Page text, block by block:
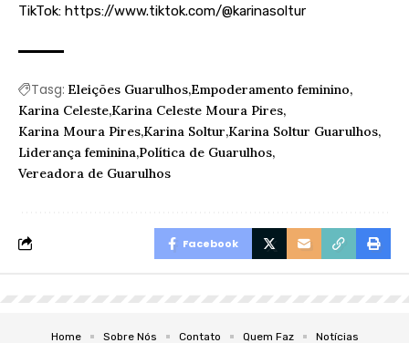
TikTok: https://www.tiktok.com/@karinasoltur
Tasg: Eleições Guarulhos Empoderamento feminino
Karina Celeste Karina Celeste Moura Pires
Karina Moura Pires Karina Soltur Karina Soltur Guarulhos
Liderança feminina Política de Guarulhos
Vereadora de Guarulhos
Facebook
Home Sobre Nós Contato Quem Faz Notícias